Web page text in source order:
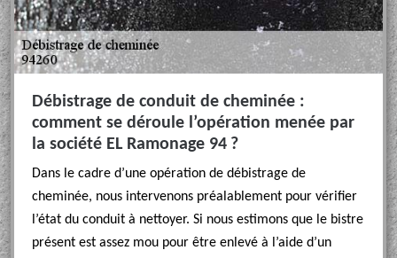
Débistrage de conduit de cheminée :
comment se déroule l’opération menée par
la société EL Ramonage 94 ?
Dans le cadre d’une opération de débistrage de
cheminée, nous intervenons préalablement pour vérifier
l’état du conduit à nettoyer. Si nous estimons que le bistre
présent est assez mou pour être enlevé à l’aide d’un